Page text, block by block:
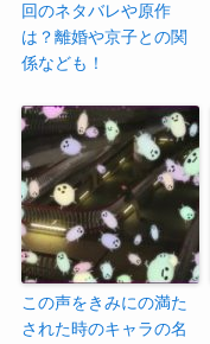
回のネタバレや原作
は？離婚や京子との関
係なども！
この声をきみにの満た
された時のキャラの名